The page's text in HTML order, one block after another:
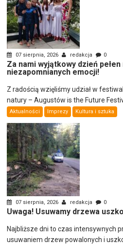
07 sierpnia, 2026 redakcja 0
Za nami wyjątkowy dzień
niezapomnianych emocji!
Z radością wzięliśmy udział w
natury – Augustów is the Future
Aktualności Imprezy Kultura i sztuka
07 sierpnia, 2026 redakcja 0
Uwaga! Usuwamy drzewa
Najbliższe dni to czas intensywnych
usuwaniem drzew powalonych i